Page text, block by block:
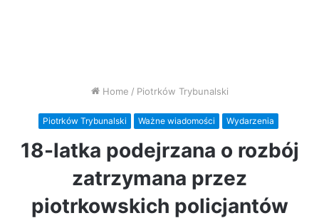
Home / Piotrków Trybunalski
Piotrków Trybunalski Ważne wiadomości Wydarzenia
18-latka podejrzana o rozbój
zatrzymana przez
piotrkowskich policjantów